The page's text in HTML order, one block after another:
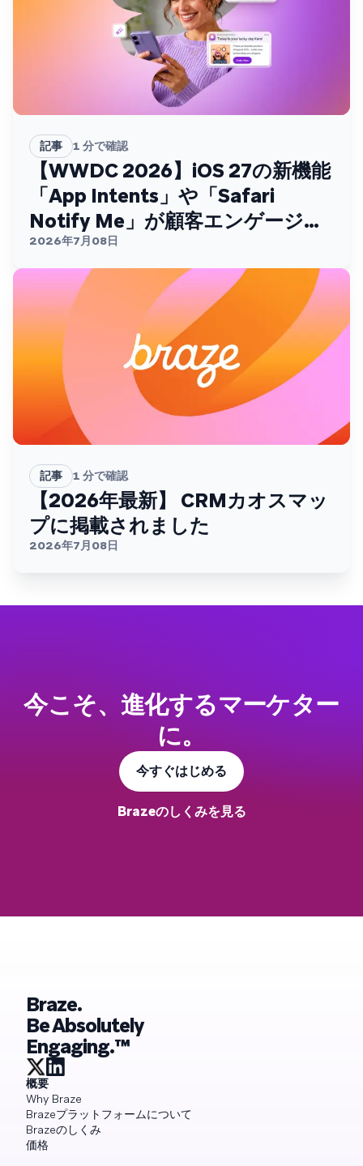
記事 1 分で確認
【WWDC 2026】iOS 27の新機能
「App Intents」や「Safari
Notify Me」が顧客エンゲージメ
ントを変える
2026年7月08日
記事 1 分で確認
【2026年最新】 CRMカオスマッ
プに掲載されました
2026年7月08日
今こそ、進化するマーケター
に。
今すぐはじめる
Brazeのしくみを見る
Braze.
Be Absolutely
Engaging.™
概要
Why Braze
Brazeプラットフォームについて
Brazeのしくみ
価格